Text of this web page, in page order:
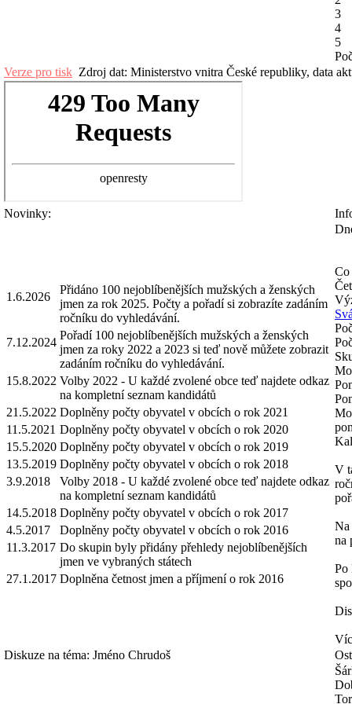
3
4
5
Verze pro tisk Zdroj dat: Ministerstvo vnitra České republiky, data
Novinky:
1.6.2026
Přidáno 100 nejoblíbenějších mužských a ženských
jmen za rok 2025. Počty a pořadí si zobrazíte zadáním
ročníku do vyhledávání.
7.12.2024
Pořadí 100 nejoblíbenějších mužských a ženských
jmen za roky 2022 a 2023 si teď nově můžete zobrazit
zadáním ročníku do vyhledávání.
15.8.2022 Volby 2022 - U každé zvolené obce teď najdete odkaz
na kompletní seznam kandidátů
21.5.2022 Doplněny počty obyvatel v obcích o rok 2021
11.5.2021 Doplněny počty obyvatel v obcích o rok 2020
15.5.2020 Doplněny počty obyvatel v obcích o rok 2019
13.5.2019 Doplněny počty obyvatel v obcích o rok 2018
3.9.2018
Volby 2018 - U každé zvolené obce teď najdete odkaz
na kompletní seznam kandidátů
14.5.2018 Doplněny počty obyvatel v obcích o rok 2017
4.5.2017
Doplněny počty obyvatel v obcích o rok 2016
11.3.2017 Do skupin byly přidány přehledy nejoblíbenějších
jmen ve vybraných státech
27.1.2017 Doplněna četnost jmen a příjmení o rok 2016
Co
V
Na
na
Po
Diskuze na téma: Jméno Chrudoš